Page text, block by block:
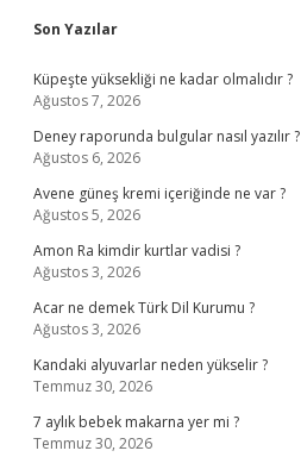
Sidebar
Son Yazılar
Küpeşte yüksekliği ne kadar olmalıdır ?
Ağustos 7, 2026
Deney raporunda bulgular nasıl yazılır ?
Ağustos 6, 2026
Avene güneş kremi içeriğinde ne var ?
Ağustos 5, 2026
Amon Ra kimdir kurtlar vadisi ?
Ağustos 3, 2026
Acar ne demek Türk Dil Kurumu ?
Ağustos 3, 2026
Kandaki alyuvarlar neden yükselir ?
Temmuz 30, 2026
7 aylık bebek makarna yer mi ?
Temmuz 30, 2026